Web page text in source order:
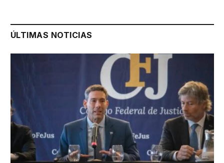
ÚLTIMAS NOTICIAS